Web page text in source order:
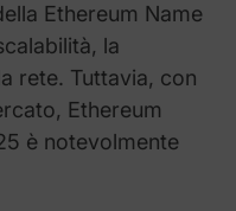
Ethereum Name
la
rete. Tuttavia, con
Ethereum
è notevolmente